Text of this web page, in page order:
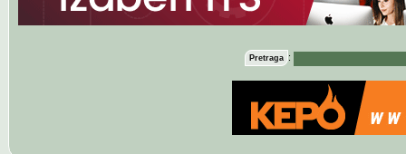
Pretraga :